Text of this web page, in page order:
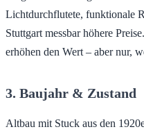
Lichtdurchflutete, funktionale
Stuttgart messbar höhere
erhöhen den Wert – aber nur,
3. Baujahr & Zustand
Altbau mit Stuck aus den